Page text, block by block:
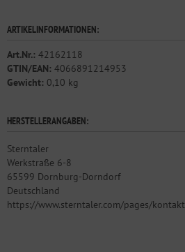
ARTIKELINFORMATIONEN:
Art.Nr.: 42162118
GTIN/EAN: 4066891214953
Gewicht: 0,10 kg
HERSTELLERANGABEN:
Sterntaler
Werkstraße 6-8
65599 Dornburg-Dorndorf
Deutschland
https://www.sterntaler.com/pages/kontakt